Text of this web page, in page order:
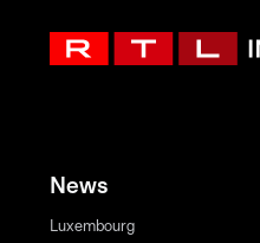
News
Luxembourg